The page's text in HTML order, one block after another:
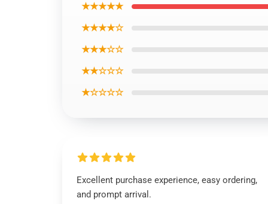
★★★★★
★★★★☆
★★★☆☆
★★☆☆☆
★☆☆☆☆
Excellent purchase experience, easy ordering,
and prompt arrival.